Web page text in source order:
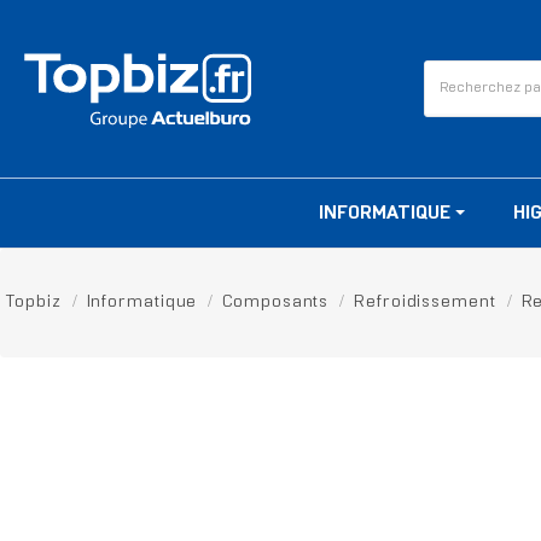
INFORMATIQUE
Topbiz Informatique Composants Refroidissement